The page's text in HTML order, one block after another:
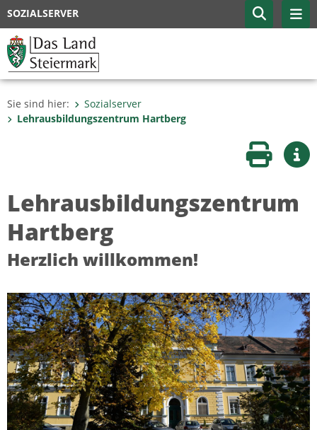
SOZIALSERVER
Sie sind hier:
Sozialserver
Lehrausbildungszentrum Hartberg
Seite
Lehrausbildungszentrum
Hartberg
Herzlich willkommen!